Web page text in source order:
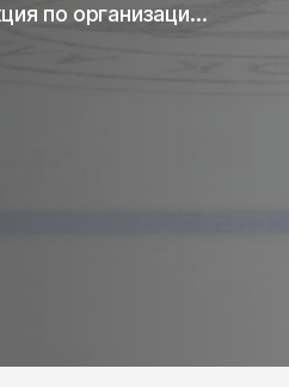
по организации